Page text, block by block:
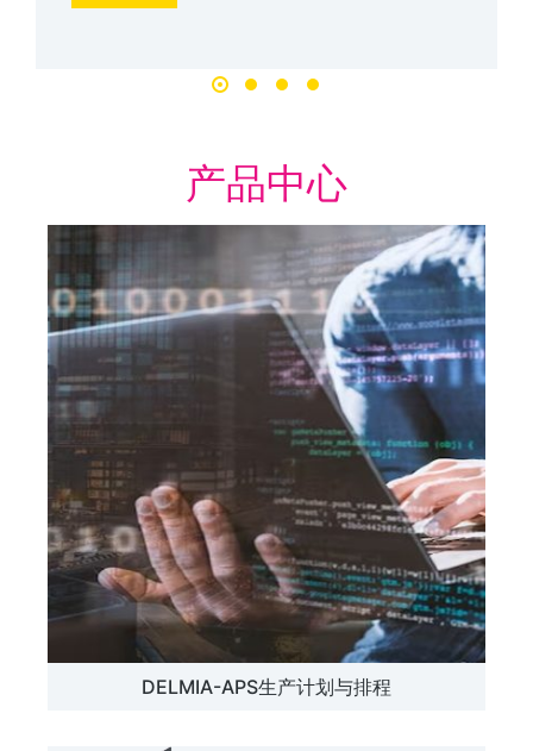
产品中心
DELMIA-APS生产计划与排程